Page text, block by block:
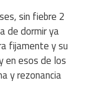
sin fiebre 2
de dormir ya
fijamente y su
en esos de los
y rezonancia